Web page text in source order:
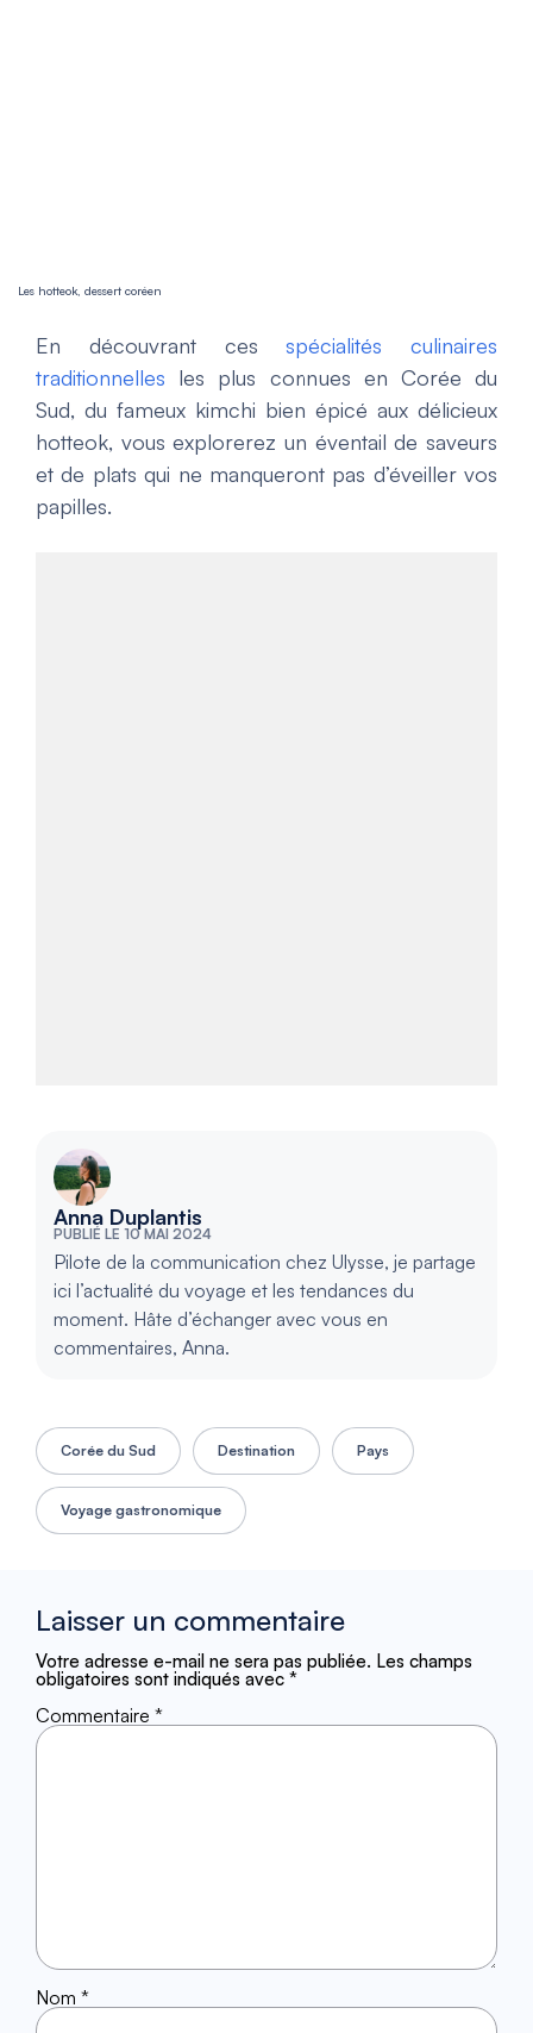
Les hotteok, dessert coréen
En découvrant cesspécialités culinaires
traditionnelles les plus connues en Corée du
Sud, du fameux kimchi bien épicé aux délicieux
hotteok, vous explorerez un éventail de saveurs
et de plats qui ne manqueront pas d’éveiller vos
papilles.
Anna Duplantis
PUBLIÉ LE 10 MAI 2024
Pilote de la communication chez Ulysse, je partage
ici l’actualité du voyage et les tendances du
moment. Hâte d’échanger avec vous en
commentaires, Anna.
Corée du Sud Destination Pays
Voyage gastronomique
Laisser un commentaire
Votre adresse e-mail ne sera pas publiée. Les champs
obligatoires sont indiqués avec *
Commentaire *
Nom *